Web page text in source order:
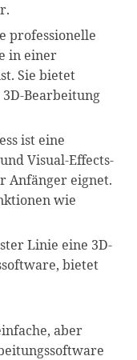
professionelle
in einer
Sie bietet
Bearbeitung
ist eine
Visual-Effects-
Anfänger eignet.
wie
Linie eine 3D-
bietet
aber